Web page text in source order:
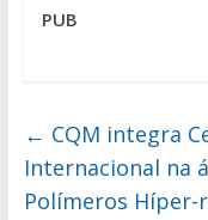
PUB
← CQM integra
Internacional na
Polímeros Híper-